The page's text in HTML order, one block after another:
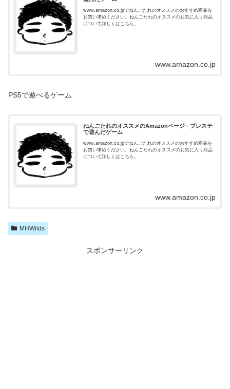
www.amazon.co.jpでねんごたれのオススメのおすすめ商品を
お買い求めください。ねんごたれのオススメのお気に入り商品
について詳しくはこちら。
www.amazon.co.jp
PS5で遊べるゲーム
ねんごたれのオススメのAmazonページ - プレステ
で遊んだゲーム
www.amazon.co.jpでねんごたれのオススメのおすすめ商品を
お買い求めください。ねんごたれのオススメのお気に入り商品
について詳しくはこちら。
www.amazon.co.jp
MHWilds
スポンサーリンク